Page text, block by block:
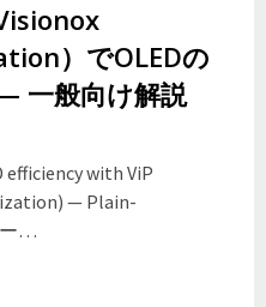
）でOLEDの
一般向け解説
efficiency with ViP
— Plain-
ー…